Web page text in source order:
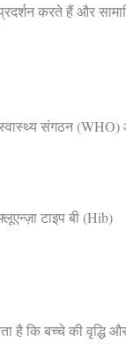
करते हैं और
संगठन (WHO)
टाइप बी (Hib)
कि बच्चे की वृद्धि